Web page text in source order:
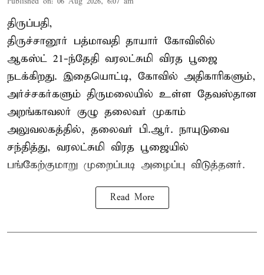
திருப்பதி,
திருச்சானூர் பத்மாவதி தாயார் கோவிலில்
ஆகஸ்ட் 21-ந்தேதி வரலட்சுமி விரத பூஜை
நடக்கிறது. இதையொட்டி, கோவில் அதிகாரிகளும்,
அர்ச்சகர்களும் திருமலையில் உள்ள தேவஸ்தான
அறங்காவலர் குழு தலைவர் முகாம்
அலுவலகத்தில், தலைவர் பி.ஆர். நாயுடுவை
சந்தித்து, வரலட்சுமி விரத பூஜையில்
பங்கேற்குமாறு முறைப்படி அழைப்பு விடுத்தனர்.
Read More